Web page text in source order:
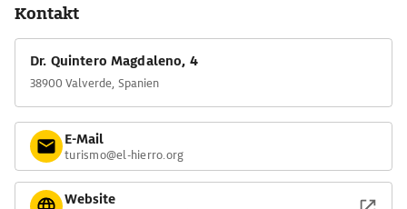
Kontakt
Dr. Quintero Magdaleno, 4
38900 Valverde, Spanien
E-Mail
turismo@el-hierro.org
Website